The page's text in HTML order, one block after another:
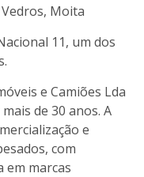
Moita
11, um dos
e Camiões Lda
de 30 anos. A
e
com
em marcas